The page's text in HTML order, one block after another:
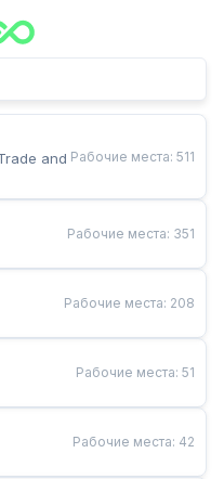
and Рабочие места: 511
Рабочие места: 351
Рабочие места: 208
Рабочие места: 51
Рабочие места: 42